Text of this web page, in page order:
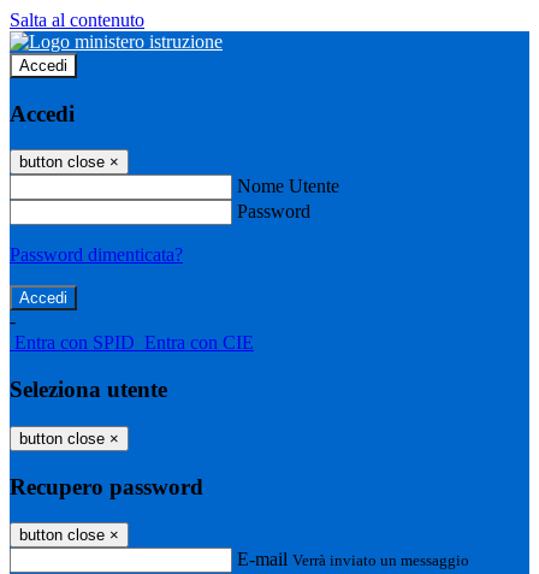
Salta al contenuto
Accedi
Accedi
button close ×
Nome Utente
Password
Password dimenticata?
-
Entra con SPID Entra con CIE
Seleziona utente
button close ×
Recupero password
button close ×
E-mail Verrà inviato un messaggio